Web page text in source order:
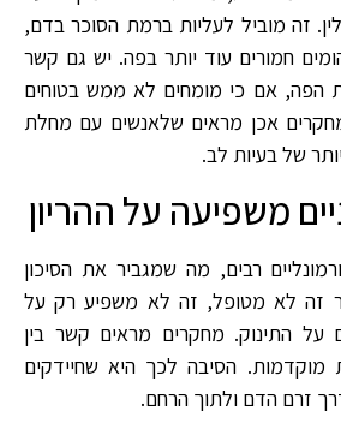
זה מוביל לעליות ברמת הסוכר בדם,
חמורים עוד יותר בפה. יש גם קשר
הפה, אם כי מומחים לא ממש בטוחים
אכן מראים שלאנשים עם מחלת
של בעיות לב.
משפיעה על ההריון
רבים, מה שמגביר את הסיכון
זה לא מטופל, זה לא משפיע רק על
התינוק. מחקרים מראים קשר בין
מוקדמות. הסיבה לכך היא שחיידקים
זרם הדם ולתוך הרחם.